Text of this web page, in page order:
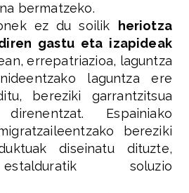
bermatzeko.
ez du soilik
heriotza
gastu eta izapideak
errepatriazioa, laguntza
laguntza ere
bereziki garrantzitsua
Espainiako
bereziki
diseinatu dituzte,
soluzio